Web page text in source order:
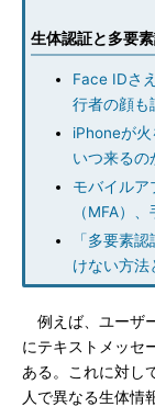
生体認証と多要
Face IDさ
行者の顔も
iPhoneが
いつ来るの
モバイルア
（MFA）
「多要素
けない方法
例えば、ユーザ
にテキストメッセ
ある。これに対し
人で異なる生体情